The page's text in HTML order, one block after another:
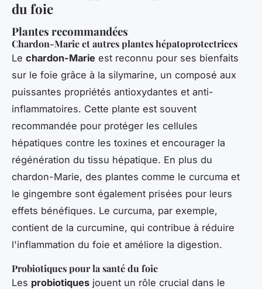
du foie
Plantes recommandées
Chardon-Marie et autres plantes hépatoprotectrices
Le chardon-Marie est reconnu pour ses bienfaits
sur le foie grâce à la silymarine, un composé aux
puissantes propriétés antioxydantes et anti-
inflammatoires. Cette plante est souvent
recommandée pour protéger les cellules
hépatiques contre les toxines et encourager la
régénération du tissu hépatique. En plus du
chardon-Marie, des plantes comme le curcuma et
le gingembre sont également prisées pour leurs
effets bénéfiques. Le curcuma, par exemple,
contient de la curcumine, qui contribue à réduire
l'inflammation du foie et améliore la digestion.
Probiotiques pour la santé du foie
Les probiotiques jouent un rôle crucial dans le